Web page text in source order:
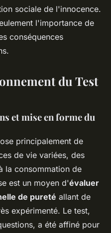
sociale de l'innocence.
l'importance de
conséquences
du Test
et mise en forme du
principalement de
de vie variées, des
la consommation de
est un moyen d'évaluer
de pureté allant de
expérimenté. Le test,
a été affiné pour